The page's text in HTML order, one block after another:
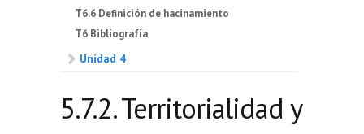
T6.6 Definición de hacinamiento
T6 Bibliografía
Unidad 4
5.7.2. Territorialidad y